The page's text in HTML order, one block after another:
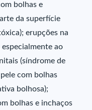
bolhas e
da superfície
erupções na
especialmente ao
(síndrome de
com bolhas
bolhosa);
bolhas e inchaços